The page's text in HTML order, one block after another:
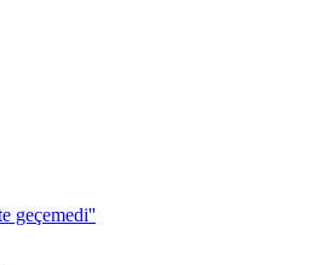
geçemedi''